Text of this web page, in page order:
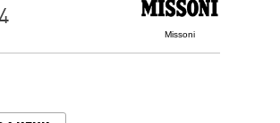
Missoni